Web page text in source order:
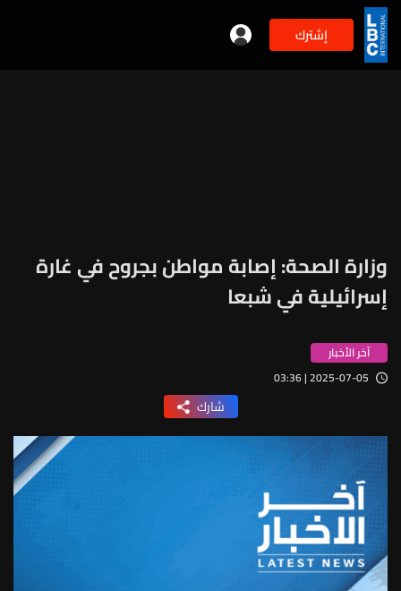
إشترك
وزارة الصحة: إصابة مواطن بجروح في غارة
إسرائيلية في شبعا
آخر الأخبار
2025-07-05 | 03:36
شارك